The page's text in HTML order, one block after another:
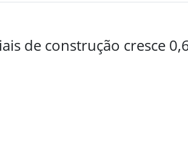
de construção cresce